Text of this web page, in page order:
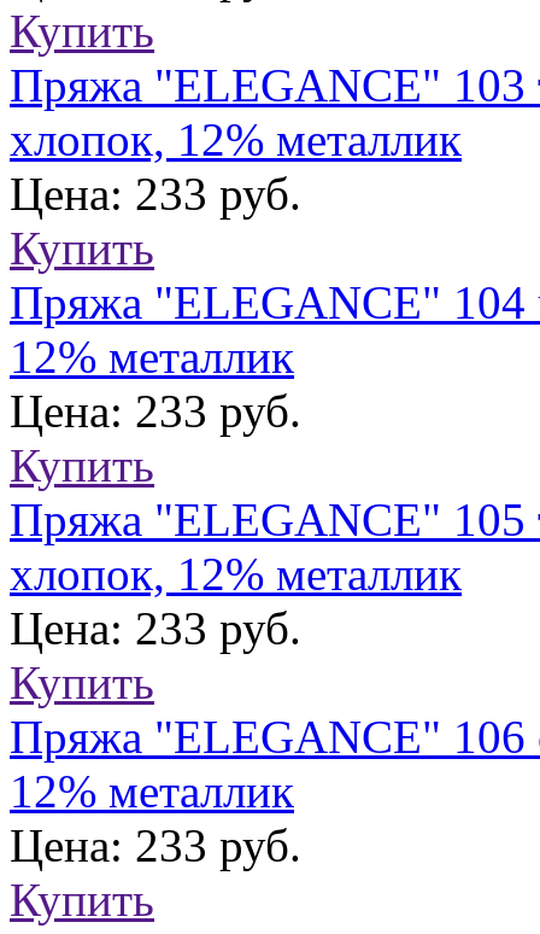
Купить
Пряжа "ELEGANCE" 103
хлопок, 12% металлик
Цена: 233 руб.
Купить
Пряжа "ELEGANCE" 104
12% металлик
Цена: 233 руб.
Купить
Пряжа "ELEGANCE" 105
хлопок, 12% металлик
Цена: 233 руб.
Купить
Пряжа "ELEGANCE" 106
12% металлик
Цена: 233 руб.
Купить